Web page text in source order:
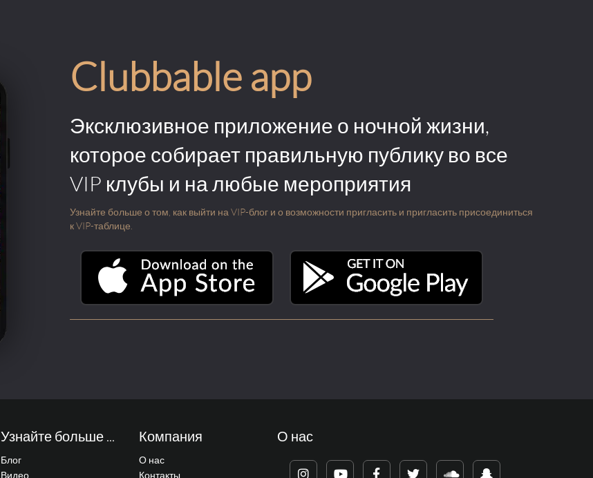
Clubbable app
Эксклюзивное приложение о ночной жизни,
которое собирает правильную публику во все
VIP клубы и на любые мероприятия
Узнайте больше о том, как выйти на VIP-блог и о возможности пригласить и пригласить присоединиться
к VIP-таблице.
Узнайте больше ...
Блог
Видео
Компания
О нас
Контакты
О нас